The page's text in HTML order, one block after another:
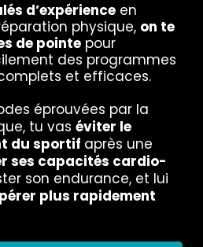
d’expérience en
physique, on te
de pointe pour
des programmes
et efficaces.
éprouvées par la
tu vas éviter le
du sportif après une
ses capacités cardio-
son endurance, et lui
plus rapidement